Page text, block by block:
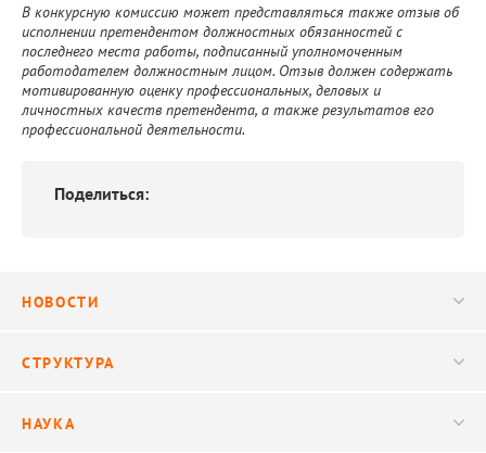
В конкурсную комиссию может представляться также отзыв об
исполнении претендентом должностных обязанностей с
последнего места работы, подписанный уполномоченным
работодателем должностным лицом. Отзыв должен содержать
мотивированную оценку профессиональных, деловых и
личностных качеств претендента, а также результатов его
профессиональной деятельности.
Поделиться:
НОВОСТИ
Видео
СТРУКТУРА
НАУКА